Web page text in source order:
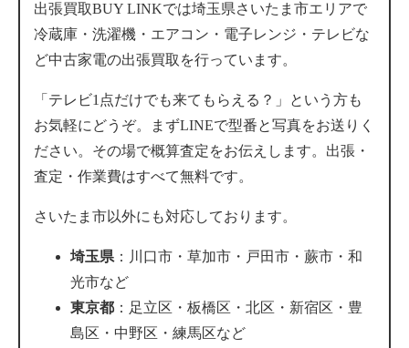
出張買取BUY LINKでは埼玉県さいたま市エリアで
冷蔵庫・洗濯機・エアコン・電子レンジ・テレビな
ど中古家電の出張買取を行っています。
「テレビ1点だけでも来てもらえる？」という方も
お気軽にどうぞ。まずLINEで型番と写真をお送りく
ださい。その場で概算査定をお伝えします。出張・
査定・作業費はすべて無料です。
さいたま市以外にも対応しております。
埼玉県 ：川口市・草加市・戸田市・蕨市・和
光市など
東京都 ：足立区・板橋区・北区・新宿区・豊
島区・中野区・練馬区など